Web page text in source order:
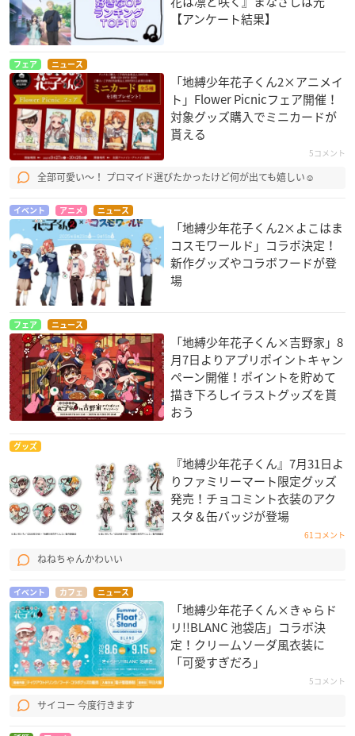
【アンケート結果】
フェア ニュース
「地縛少年花子くん2×アニメイ
ト」Flower Picnicフェア開催！
対象グッズ購入でミニカードが
貰える
5コメント
全部可愛い〜！ プロマイド選びたかったけど何が出ても嬉しい☺️
イベント アニメ ニュース
「地縛少年花子くん2×よこはま
コスモワールド」コラボ決定！
新作グッズやコラボフードが登
場
フェア ニュース
「地縛少年花子くん×吉野家」8
月7日よりアプリポイントキャン
ペーン開催！ポイントを貯めて
描き下ろしイラストグッズを貰
おう
グッズ
『地縛少年花子くん』7月31日よ
りファミリーマート限定グッズ
発売！チョコミント衣装のアク
スタ＆缶バッジが登場
61コメント
ねねちゃんかわいい
イベント カフェ ニュース
「地縛少年花子くん×きゃらド
リ!!BLANC 池袋店」コラボ決
定！クリームソーダ風衣装に
「可愛すぎだろ」
5コメント
サイコー 今度行きます